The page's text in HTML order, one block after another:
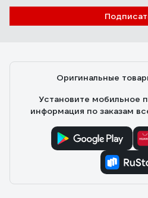
Оригинальные
Установите мобильное
информация по заказам